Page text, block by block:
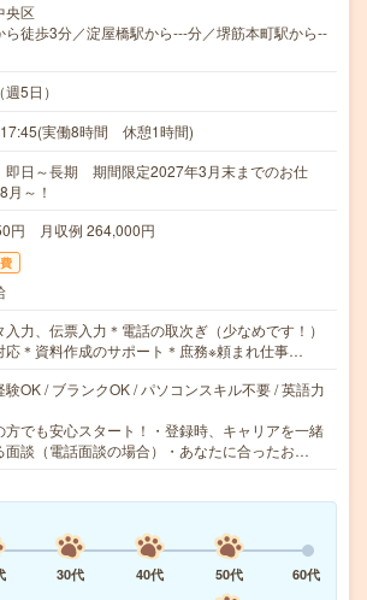
央区
ら徒歩3分／淀屋橋駅から---分／堺筋本町駅から--
5日）
実働8時間 休憩1時間)
即日～長期 期間限定2027年3月末までのお仕
～！
円 月収例 264,000円
入力、伝票入力＊電話の取次ぎ（少なめです！）
応＊資料作成のサポート＊庶務※頼まれ仕事…
験OK / ブランクOK / パソコンスキル不要 / 英語力
方でも安心スタート！・登録時、キャリアを一緒
面談（電話面談の場合）・あなたに合ったお…
30代 40代 50代
60代